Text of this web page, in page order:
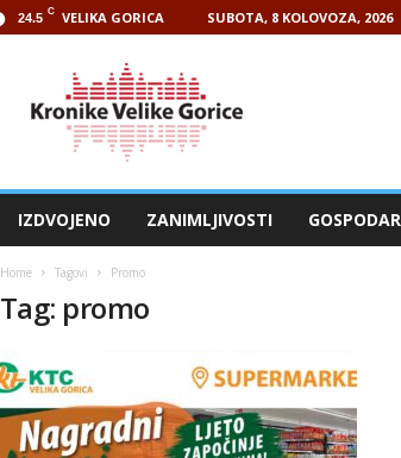
24.5 C VELIKA GORICA SUBOTA, 8 KOLOVOZA, 2026
IZDVOJENO ZANIMLJIVOSTI
Home Tagovi Promo
Tag: promo